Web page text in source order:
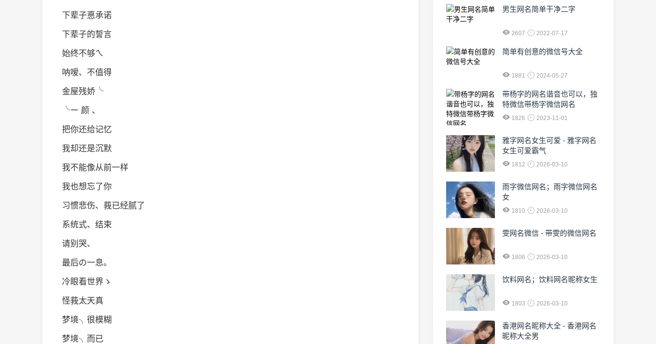
下辈子悳承诺
下辈子的誓言
始终不够ㄟ
呐嗳、不值得
金屋残娇╰
╰ー 颜 、
把你还给记忆
我却还是沉默
我不能像从前一样
我也想忘了你
习惯悲伤、莪已经腻了
系统式、结束
请别哭、
最后の一息。
冷眼看世界ゝ
怪莪太天真
梦境╮很模糊
梦境╮而已
男生网名简单干净二字
2607 2022-07-17
简单有创意的微信号大全
1881 2024-05-27
​带杨字的网名谐音也可以，独
特微信带杨字微信网名
1826 2023-11-01
雅字网名女生可爱 - 雅字网名
女生可爱霸气
1812 2026-03-10
雨字微信网名；雨字微信网名
女
1810 2026-03-10
雯网名微信 - 带雯的微信网名
1806 2026-03-10
饮料网名；饮料网名昵称女生
1803 2026-03-10
香港网名昵称大全 - 香港网名
昵称大全男